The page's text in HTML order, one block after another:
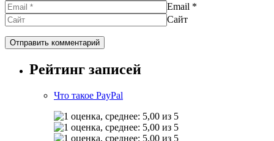
Email *
Сайт
Рейтинг записей
Что такое PayPal